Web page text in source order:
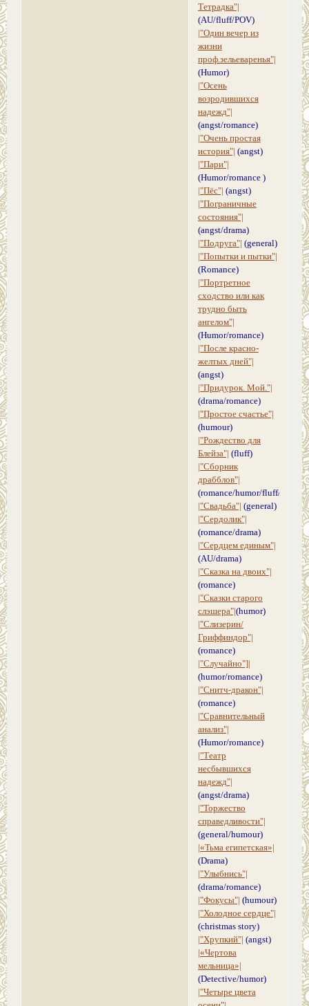
Тетрадка"|
(AU/fluff/POV)
|"Один вечер из
жизни
проф.зельеваренья"|
(Humor)
|"Осень
возродившихся
надежд"|
(angst/romance)
|"Очень простая
история"| (angst)
|"Пари"|
(Humor/romance )
|"Пёс"| (angst)
|"Пограничные
состояния"|
(angst/drama)
|"Подруга"| (general)
|"Попытки и пытки"|
(Romance)
|"Портретное
сходство или как
трудно быть
ангелом"|
(Humor/romance)
|"После красно-
желтых дней"|
(angst)
|"Придурок. Мой."|
(drama/romance)
|"Простое счастье"|
(humour)
|"Рождество для
Блейза"| (fluff)
|"Сборник
драбблов"|
(romance/humor/fluff/drama/
|"Свадьба"| (general)
|"Сердолик"|
(romance/drama)
|"Сердцем единым"|
(AU/drama)
|"Сказка на двоих"|
(romance)
|"Сказки старого
слэшера"| (humor)
|"Слизерин/
Гриффиндор"|
(romance)
|"Случайно"]|
(humor/romance)
|"Снитч-дракон"|
(romance)
|"Сравнительный
анализ"|
(Humor/romance)
|"Театр
несбывшихся
надежд"|
(angst/drama)
|"Торжество
справедливости"|
(general/humour)
|«Тьма египетская»|
(Drama)
|"Улыбнись"|
(drama/romance)
|"Фокусы"| (humour)
|"Холодное сердце"|
(christmas story)
|"Хрупкий"| (angst)
|«Чертова
мельница»|
(Detective/humor)
|"Четыре цвета